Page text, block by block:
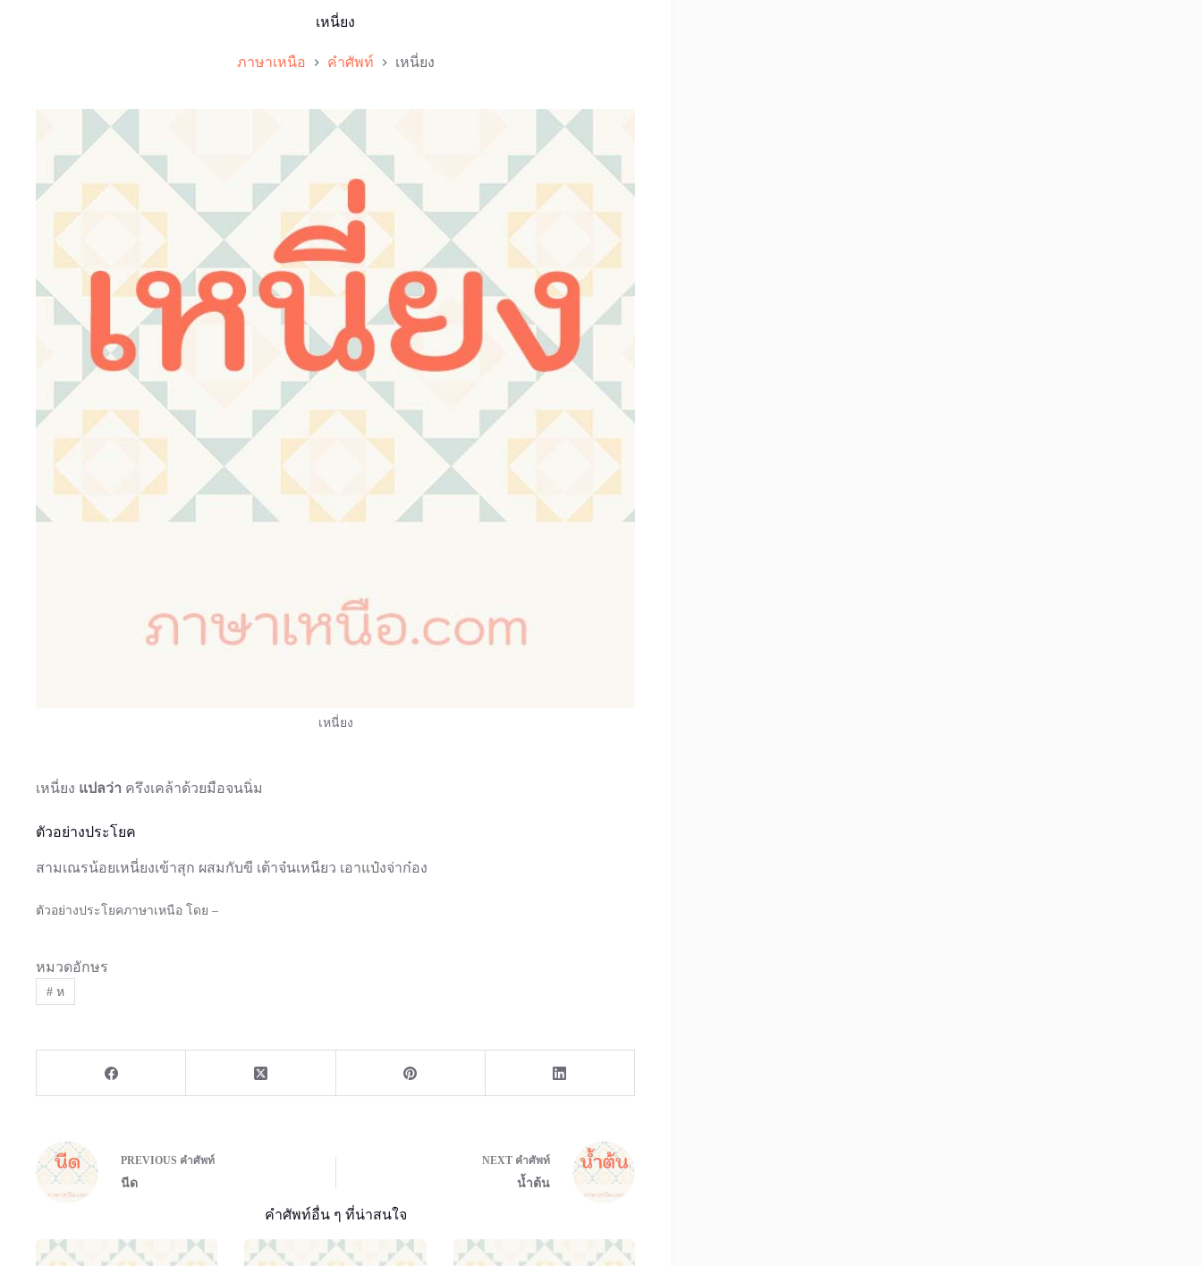
เหนี่ยง
ภาษาเหนือ คำศัพท์ เหนี่ยง
เหนี่ยง
เหนี่ยง แปลว่า ครึงเคล้าด้วยมือจนนิ่ม
ตัวอย่างประโยค
สามเณรน้อยเหนี่ยงเข้าสุก ผสมกับขี เต้าจ๋นเหนียว เอาแป๋งจ่าก๋อง
ตัวอย่างประโยคภาษาเหนือ โดย –
หมวดอักษร
#ห
PREVIOUS คำศัพท์
นีด
NEXT คำศัพท์
น้ำต้น
คำศัพท์อื่น ๆ ที่น่าสนใจ